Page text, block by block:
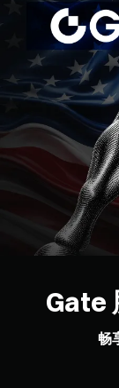
Gate
畅